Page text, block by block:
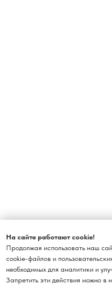
На сайте работают cookie!
Продолжая использовать наш
cookie-файлов и
необходимых для аналитики и
Запретить эти действия можно в